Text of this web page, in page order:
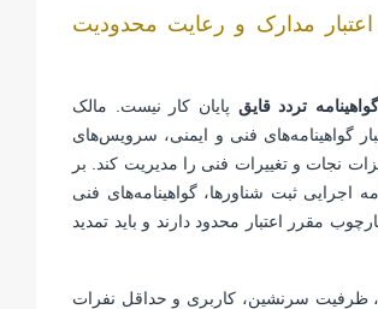
مدارک و رعایت محدودیت
گواهینامه تردد قایق پایان کار نیست. مالک
گواهینامه‌های فنی و ایمنی، سرویس‌های
نجات و تغییرات فنی را مدیریت کند. بر
اجرایی ثبت شناورها، گواهینامه‌های فنی
مقرر اعتبار محدود دارند و باید تمدید
ظرفیت سرنشین، کاربری و حداقل نفرات